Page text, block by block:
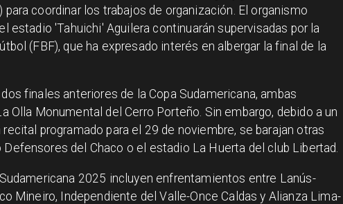
para coordinar los trabajos de organización. El organismo
estadio 'Tahuichi' Aguilera continuarán supervisadas por la
(FBF), que ha expresado interés en albergar la final de la
finales anteriores de la Copa Sudamericana, ambas
Olla Monumental del Cerro Porteño. Sin embargo, debido a un
programado para el 29 de noviembre, se barajan otras
del Chaco o el estadio La Huerta del club Libertad.
2025 incluyen enfrentamientos entre Lanús-
Mineiro, Independiente del Valle-Once Caldas y Alianza Lima-